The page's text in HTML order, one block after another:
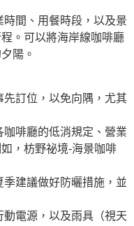
間、用餐時段，以及景
。可以將海岸線咖啡廳
陽。
訂位，以免向隅，尤其
咖啡廳的低消規定、營業
，枋野祕境-海景咖啡
季建議做好防曬措施，並
動電源，以及雨具（視天